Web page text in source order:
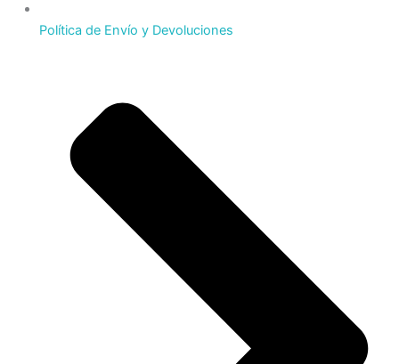
Política de Envío y Devoluciones